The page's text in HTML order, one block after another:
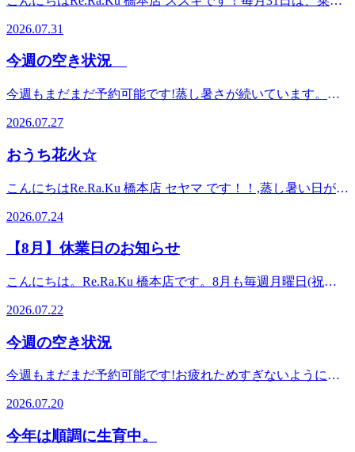
５℃」の炭酸泡を使った爽快ヘッドスパで投資や目元をリフ
持ちよく癒します！！※他割引の併用不可※※当店ご利用い
す。「疲れがとれない・・・」「肩や首がいたい・・・」
オプションをご用意しています。お気軽にスタッフまでご相
談ください。皆さまのご来店スタッフ一同、心よりお待ちし
ております。 口コミを書いたくださるととっても励みにな
ります。こちらから口コミお願いします
♪https://www.google.com/search?
マッサージより気持ちいい♪Re.Ra.Ku（リラク）橋本店営業
時間:11：00～21：00【休業日】毎週月曜日（祝日を除く）
住所 神奈川県相模原市緑区橋本3-13 パークスクエア
1F（橋本駅徒歩5分）電話番号 042-772-1312オンライン予
約 https://reraku.jp/studio/hashimoto/bookingRe.Ra.Ku 橋本店
ぐ！橋本店はタイ古式ストレッチマッサージのように気持ち
スを通しお客様の健康な体づくりのお手伝いをしています。
コースなど多様なコースを揃えております！橋本駅周辺には
「wappoi」「auショップ」、託児所「レイモンド」美容室
ございますので、お気軽にお電話下さい。スタッフ一同、心
よりお待ちしております
(リラク)橋本店営業時間:11:00～21:00休業日:毎週月曜日(祝日
を除く)住所:神奈川県相模原市緑区橋本3-13 パークスクエア
1F(橋本駅徒歩5分)Re.Ra.Ku 橋本店は、JR横浜線、JR相模
☆☆☆☆☆☆☆☆☆☆☆☆☆☆☆☆☆☆☆☆☆☆☆☆
わせから決まったみたいです！ 野菜中心の健康的な食生活
を広めることが目的月末を「カラダの決算日」として継続
的・定期的な取り組みを行うと記載されていました 旬の夏
豊富なため、体にこもった余分な熱を冷ます働きがあります
暑い外と冷房の効いた室内の寒暖差で自律神経も乱れたり、
栄養のある食事、こまめな水分補給、質の良い睡眠による体
調管理が大切！なので"菜の日"食生活を見直してみるいい機
会かもしれませんね^^ 口コミを書いたくださるととっても
♪https://www.google.com/search?
時間:11：00～21：00【休業日】毎週月曜日（祝日を除く）
1F（橋本駅徒歩5分）電話番号 042-772-1312オンライン予
は、JR横浜線、JR相模線、京王相模原線の橋本駅からす
いいストレッチのリラク系ボディケアフットケア等のサービ
フットケアとタイ古式、リラク系ボディケアの組み合わせの
コースなど多様なコースを揃えております！橋本駅周辺には
「ドンキホーテ」スポーツクラブ「ルネサンス」飲食店
2026.07.31
今週の空き状況
今週もまだまだ予約可能です!蒸し暑さが続いています。お
日(火) 11:00～・7月29日(水) 11:00～・7月30日(木) 11:00
～・7月31日(金) 12:00～・8月1日(土) 11:00～・8月2日(日)
11:00～ 上記のお時間が空いております!!予約状況はその都
能な場合もございますので、お気軽にお電話下さい。スタッ
フ一同、心よりお待ちしております
(リラク)橋本店営業時間:11:00～21:00休業日:毎週月曜日(祝日
を除く)住所:神奈川県相模原市緑区橋本3-13 パークスクエア
1F(橋本駅徒歩5分)Re.Ra.Ku 橋本店は、JR横浜線、JR相模
☆☆☆☆☆☆☆☆☆☆☆☆☆☆☆☆☆☆☆☆☆☆☆☆
2026.07.27
おうち花火☆
こんにちはRe.Ra.Ku 橋本店 セヤマ です！！,蒸し暑い日が続
暑さ対策が欠かせない季節がやってまいりましたΣ(･ω･ﾉ)ﾉ！
そんな中、先日さっそく家族で「お家で花火」を楽しみまし
たぁぁぁ!!始める前は、風もなく「花火日和」と思ったので
の火を他待つのに一苦労。。。 それでも、久しぶりの手持
ち花火はやっぱり楽しく。一足お先に夏らしい時間を過ごす
感じていた気がします。 でも今は、「あれっ」と思うくら
い、あっという間。 少し物足りない・・・と思いながら
も、最後に楽しんだ線香花火の小さな火の玉を眺めている
線香花火は特別☆☆☆小さな火の玉がゆらゆら揺れて、最後
補給や暑さ対策をしながら、皆さまも素敵な夏をお過ごしく
2026.07.24
【8月】休業日のお知らせ
こんにちは。Re.Ra.Ku 橋本店です。8月も毎週月曜日(祝日
日・17日・24日・31日ご予約はオンライン予約にて24時間受
付ておりますので、皆様のご来店お待ちしております。
を除く)住所:神奈川県相模原市緑区橋本3-13 パークスクエア
1F(橋本駅徒歩5分)Re.Ra.Ku 橋本店は、JR横浜線、JR相模
☆☆☆☆☆☆☆☆☆☆☆☆☆☆☆☆☆☆☆☆☆☆☆☆☆
2026.07.22
今週の空き状況
今週もまだまだ予約可能です!お疲れためすぎないように、
11:00～・7月22日(水) 11:00～・7月23日(木) 11:00～・7月24
日(金) 11:00～・7月25日(土) 11:00～・7月26日(日) 12:00
～ 上記のお時間が空いております!!予約状況はその都度変わ
2026.07.20
今年は順調に生育中。